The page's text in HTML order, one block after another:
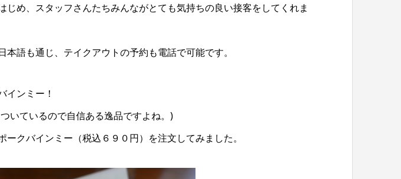
じめ、スタッフさんたちみんながとても気持ちの良い接客をしてくれま
本語も通じ、テイクアウトの予約も電話で可能です。
インミー！
いているので自信ある逸品ですよね。)
ークバインミー（税込６９０円）を注文してみました。